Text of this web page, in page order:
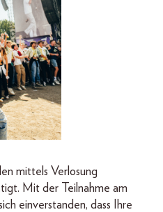
mittels Verlosung
Mit der Teilnahme am
einverstanden, dass Ihre